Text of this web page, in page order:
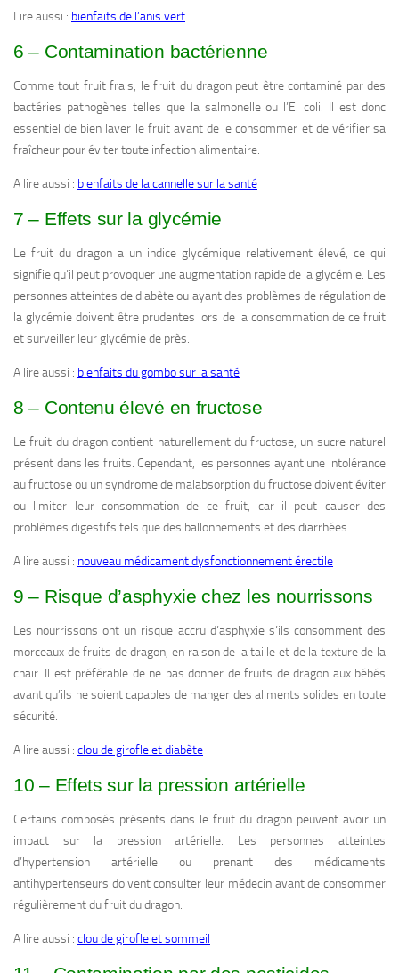
Lire aussi : bienfaits de l’anis vert
6 – Contamination bactérienne
Comme tout fruit frais, le fruit du dragon peut être contaminé par des
bactéries pathogènes telles que la salmonelle ou l’E. coli. Il est donc
essentiel de bien laver le fruit avant de le consommer et de vérifier sa
fraîcheur pour éviter toute infection alimentaire.
A lire aussi : bienfaits de la cannelle sur la santé
7 – Effets sur la glycémie
Le fruit du dragon a un indice glycémique relativement élevé, ce qui
signifie qu’il peut provoquer une augmentation rapide de la glycémie. Les
personnes atteintes de diabète ou ayant des problèmes de régulation de
la glycémie doivent être prudentes lors de la consommation de ce fruit
et surveiller leur glycémie de près.
A lire aussi : bienfaits du gombo sur la santé
8 – Contenu élevé en fructose
Le fruit du dragon contient naturellement du fructose, un sucre naturel
présent dans les fruits. Cependant, les personnes ayant une intolérance
au fructose ou un syndrome de malabsorption du fructose doivent éviter
ou limiter leur consommation de ce fruit, car il peut causer des
problèmes digestifs tels que des ballonnements et des diarrhées.
A lire aussi : nouveau médicament dysfonctionnement érectile
9 – Risque d’asphyxie chez les nourrissons
Les nourrissons ont un risque accru d’asphyxie s’ils consomment des
morceaux de fruits de dragon, en raison de la taille et de la texture de la
chair. Il est préférable de ne pas donner de fruits de dragon aux bébés
avant qu’ils ne soient capables de manger des aliments solides en toute
sécurité.
A lire aussi : clou de girofle et diabète
10 – Effets sur la pression artérielle
Certains composés présents dans le fruit du dragon peuvent avoir un
impact sur la pression artérielle. Les personnes atteintes
d’hypertension artérielle ou prenant des médicaments
antihypertenseurs doivent consulter leur médecin avant de consommer
régulièrement du fruit du dragon.
A lire aussi : clou de girofle et sommeil